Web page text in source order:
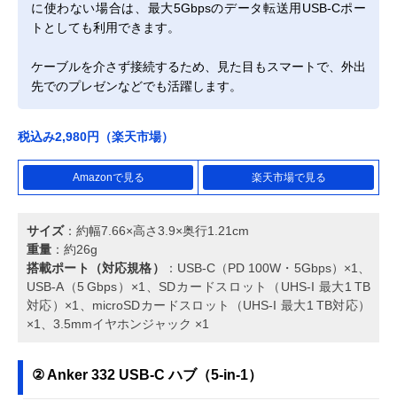
に使わない場合は、最大5Gbpsのデータ転送用USB-Cポー
トとしても利用できます。
ケーブルを介さず接続するため、見た目もスマートで、外出
先でのプレゼンなどでも活躍します。
税込み2,980円（楽天市場）
Amazonで見る 楽天市場で見る
サイズ：約幅7.66×高さ3.9×奥行1.21cm
重量 ：約26g
搭載ポート（対応規格）
：USB‑C（PD 100W・5Gbps）×1、
USB‑A（5 Gbps）×1、SDカードスロット（UHS‑I 最大1 TB
対応）×1、microSDカードスロット（UHS‑I 最大1 TB対応）
×1、3.5mmイヤホンジャック ×1
② Anker 332 USB-C ハブ（5-in-1）